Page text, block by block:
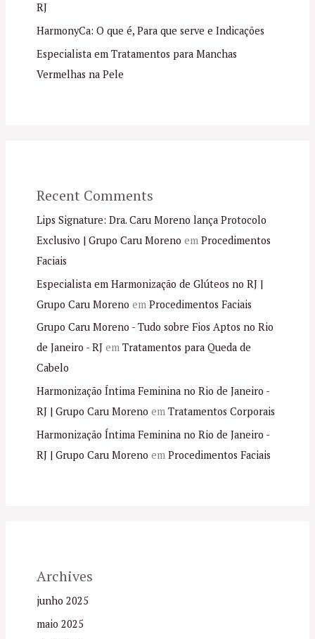
RJ
HarmonyCa: O que é, Para que serve e Indicações
Especialista em Tratamentos para Manchas
Vermelhas na Pele
Recent Comments
Lips Signature: Dra. Caru Moreno lança Protocolo
Exclusivo | Grupo Caru Moreno em Procedimentos
Faciais
Especialista em Harmonização de Glúteos no RJ |
Grupo Caru Moreno em Procedimentos Faciais
Grupo Caru Moreno - Tudo sobre Fios Aptos no Rio
de Janeiro - RJem Tratamentos para Queda de
Cabelo
Harmonização Íntima Feminina no Rio de Janeiro -
RJ | Grupo Caru Moreno em Tratamentos Corporais
Harmonização Íntima Feminina no Rio de Janeiro -
RJ | Grupo Caru Moreno em Procedimentos Faciais
Archives
junho 2025
maio 2025